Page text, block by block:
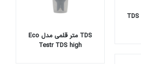
TDS متر قلمی مدل TDS
TDS متر قلمی مدل Eco
Testr TDS high